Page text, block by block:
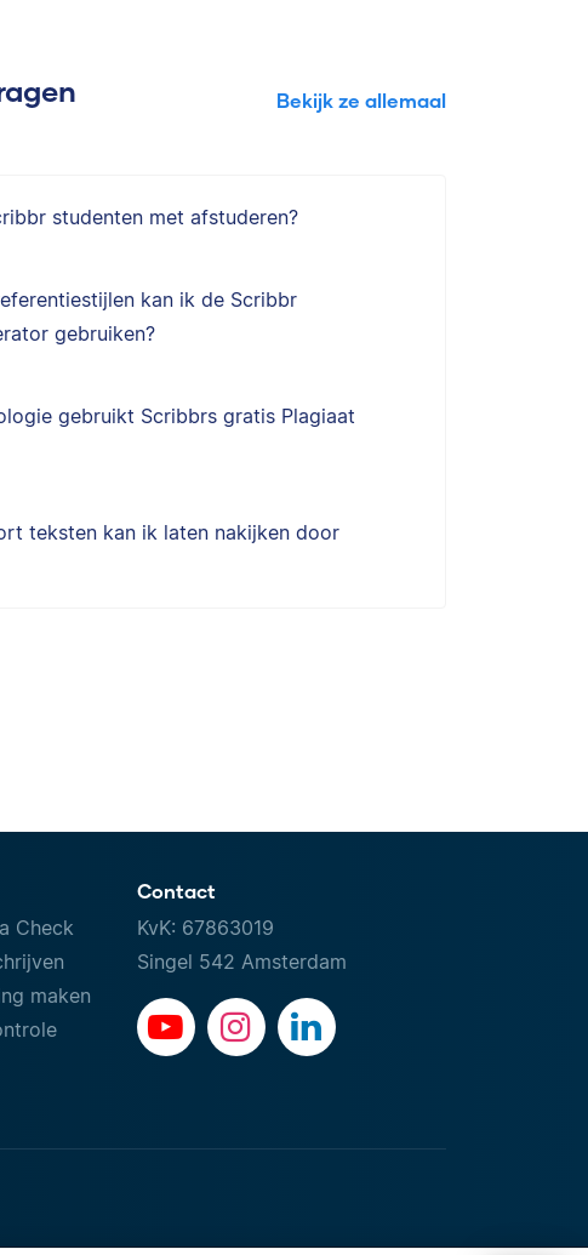
Bekijk ze allemaal
studenten met afstuderen?
kan ik de Scribbr
gebruiken?
gebruikt Scribbrs gratis Plagiaat
teksten kan ik laten nakijken door
Check
maken
Contact
KvK: 67863019
Singel 542 Amsterdam